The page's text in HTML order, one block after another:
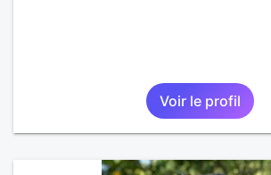
Voir le profil